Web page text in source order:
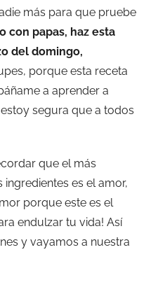
más para que pruebe
con papas, haz esta
del domingo,
porque esta receta
a aprender a
segura que a todos
que el más
es el amor,
porque este es el
endulzar tu vida! Así
y vayamos a nuestra